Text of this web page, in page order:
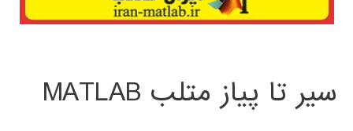
سیر تا پیاز متلب MATLAB